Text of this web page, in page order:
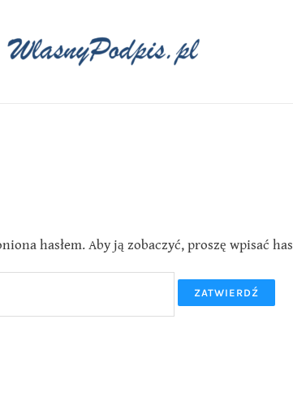
hasłem. Aby ją zobaczyć, proszę wpisać